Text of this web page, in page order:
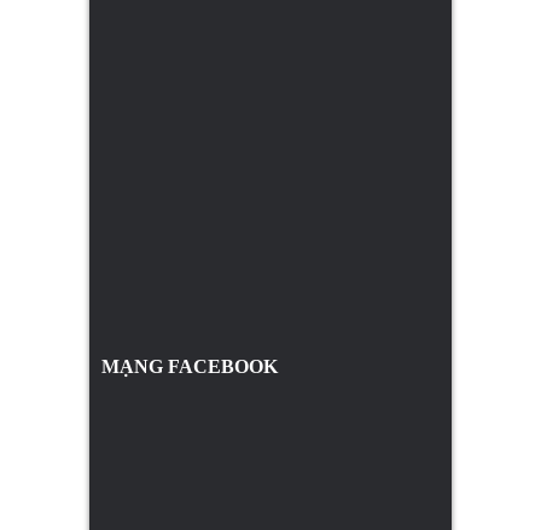
MẠNG FACEBOOK